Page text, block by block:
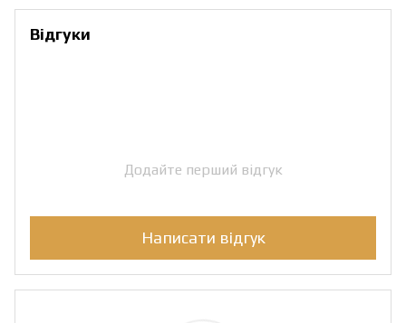
Відгуки
Додайте перший відгук
Написати відгук